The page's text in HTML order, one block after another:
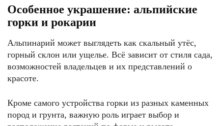
Особенное украшение: альпийские
горки и рокарии
Альпинарий может выглядеть как скальный утёс,
горный склон или ущелье. Всё зависит от стиля сада,
возможностей владельцев и их представлений о
красоте.
Кроме самого устройства горки из разных каменных
пород и грунта, важную роль играет выбор и